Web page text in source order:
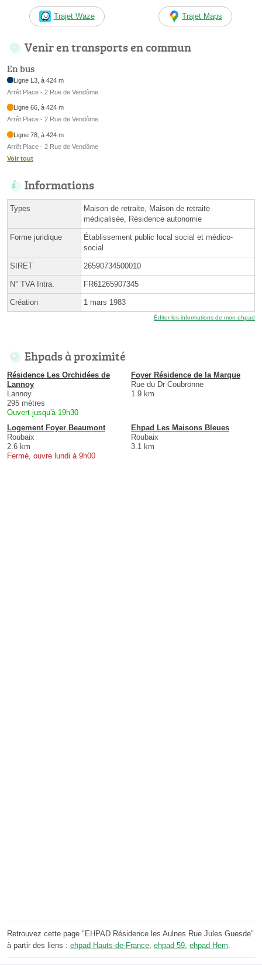
Trajet Waze Trajet Maps
Venir en transports en commun
En bus
Ligne L3, à 424 m
Arrêt Place - 2 Rue de Vendôme
Ligne 66, à 424 m
Arrêt Place - 2 Rue de Vendôme
Ligne 78, à 424 m
Arrêt Place - 2 Rue de Vendôme
Voir tout
Informations
Types
Maison de retraite, Maison de retraite
médicalisée, Résidence autonomie
Forme juridique
Établissement public local social et médico-
social
SIRET 26590734500010
N° TVA Intra. FR61265907345
Création 1 mars 1983
Éditer les informations de mon ehpad
Ehpads à proximité
Résidence Les Orchidées de
Lannoy
Lannoy
295 mètres
Ouvert jusqu'à 19h30
Foyer Résidence de la Marque
Rue du Dr Coubronne
1.9 km
Logement Foyer Beaumont
Roubaix
2.6 km
Fermé, ouvre lundi à 9h00
Ehpad Les Maisons Bleues
Roubaix
3.1 km
Retrouvez cette page "EHPAD Résidence les Aulnes Rue Jules Guesde"
à partir des liens : ehpad Hauts-de-France ehpad 59 ehpad Hem